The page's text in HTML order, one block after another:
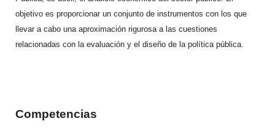
objetivo es proporcionar un conjunto de instrumentos con los que
llevar a cabo una aproximación rigurosa a las cuestiones
relacionadas con la evaluación y el diseño de la política pública.
Competencias